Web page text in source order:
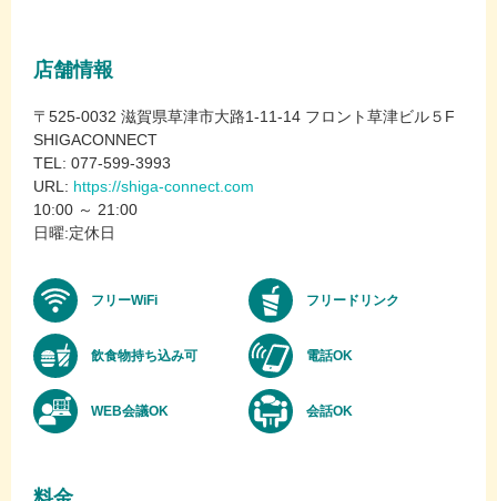
店舗情報
〒525-0032 滋賀県草津市大路1-11-14 フロント草津ビル５F
SHIGACONNECT
TEL: 077-599-3993
URL: https://shiga-connect.com
10:00 ～ 21:00
日曜:定休日
フリーWiFi フリードリンク
飲食物持ち込み可 電話OK
WEB会議OK 会話OK